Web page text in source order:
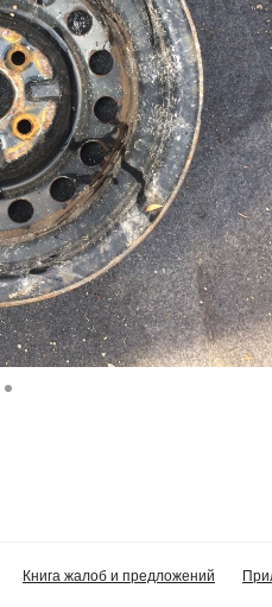
Книга жалоб и предложений